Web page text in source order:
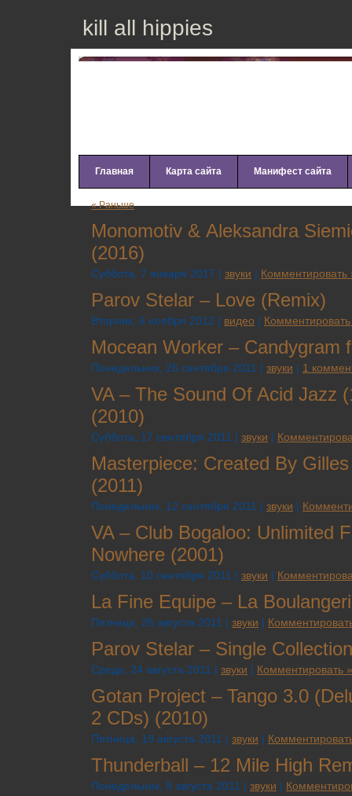
kill all hippies
Главная Карта сайта Манифест сайта
« Раньше
Моnоmоtiv & Аlеksаndrа
(2016)
Суббота, 7 января 2017 | звуки | Комментировать
Parov Stelar – Love (Remix)
Вторник, 6 ноября 2012 | видео |
Mocean Worker – Candygram
Понедельник, 26 сентября 2011 | звуки | 1
VA – The Sound Of Acid Jazz
(2010)
Суббота, 17 сентября 2011 | звуки |
Masterpiece: Created By
(2011)
Понедельник, 12 сентября 2011 | звуки |
VA – Club Bogaloo: Unlimited
Nowhere (2001)
Суббота, 10 сентября 2011 | звуки |
La Fine Equipe – La
Пятница, 26 августа 2011 | звуки |
Parov Stelar – Single
Среда, 24 августа 2011 | звуки | Комментировать »
Gotan Project – Tango 3.0
2 CDs) (2010)
Пятница, 19 августа 2011 | звуки |
Thunderball – 12 Mile High
Понедельник, 8 августа 2011 | звуки |